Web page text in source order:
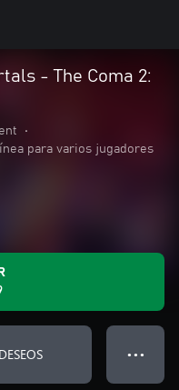
- The Coma 2:
•
para varios jugadores
● ● ●